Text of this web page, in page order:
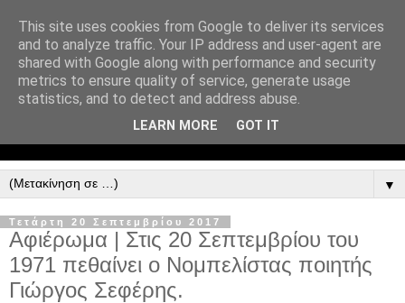
▼
Τετάρτη 20 Σεπτεμβρίου 2017
Αφιέρωμα | Στις 20 Σεπτεμβρίου του
1971 πεθαίνει ο Νομπελίστας ποιητής
Γιώργος Σεφέρης.
This site uses cookies from Google to deliver its services
and to analyze traffic. Your IP address and user-agent are
shared with Google along with performance and security
metrics to ensure quality of service, generate usage
statistics, and to detect and address abuse.
LEARN MORE GOT IT